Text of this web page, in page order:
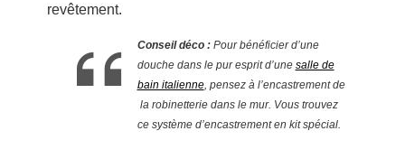
revêtement.
Conseil déco :Pour bénéficier d’une
douche dans le pur esprit d’une salle de
bain italienne, pensez à l’encastrement de
la robinetterie dans le mur. Vous trouvez
ce système d’encastrement en kit spécial.